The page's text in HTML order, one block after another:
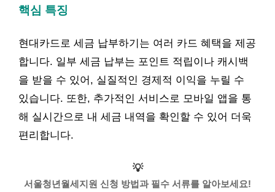
핵심 특징
현대카드로 세금 납부하기는 여러 카드 혜택을 제공
합니다. 일부 세금 납부는 포인트 적립이나 캐시백
을 받을 수 있어, 실질적인 경제적 이익을 누릴 수
있습니다. 또한, 추가적인 서비스로 모바일 앱을 통
해 실시간으로 내 세금 내역을 확인할 수 있어 더욱
편리합니다.
💡
서울청년월세지원 신청 방법과 필수 서류를 알아보세요!